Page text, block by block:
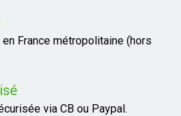
France métropolitaine (hors
via CB ou Paypal.